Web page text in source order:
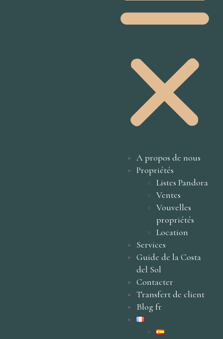
A propos de nous
Propriétés
Listes Pandora
Ventes
Vouvelles
propriétés
Location
Services
Guide de la Costa
del Sol
Contacter
Transfert de client
Blog fr